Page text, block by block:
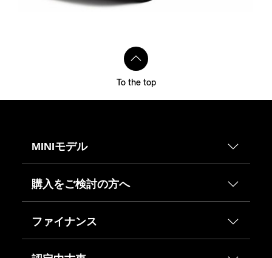
To the top
MINIモデル
購入をご検討の方へ
ファイナンス